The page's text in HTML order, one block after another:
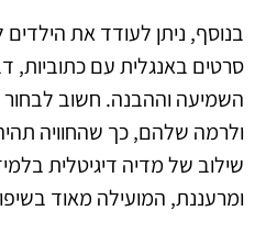
בנוסף, ניתן לעודד את הילדים
סרטים באנגלית עם כתוביות,
השמיעה וההבנה. חשוב
ולרמה שלהם, כך שהחוויה
שילוב של מדיה דיגיטלית
ומרעננת, המועילה מאוד